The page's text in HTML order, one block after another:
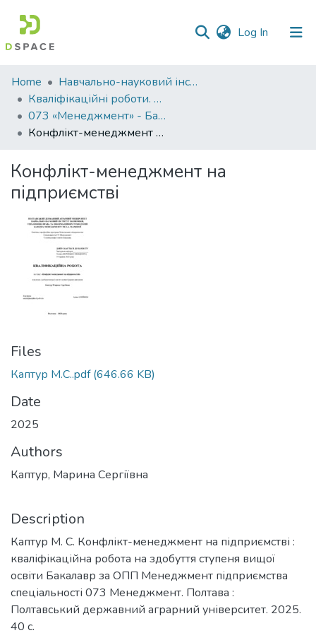
Log In (current)
Communities
&
Collections
All of DSpace
Statistics
Home
Навчально-науковий інститут економіки, управління, права та інформаційних технологій
Кваліфікаційні роботи. ННІ економіки, управління, права та ІТ
073 «Менеджмент» - Бакалаври 2024-2025
Конфлікт-менеджмент на підприємстві
Конфлікт-менеджмент на
підприємстві
Files
Каптур М.С..pdf(646.66 KB)
Date
2025
Authors
Каптур, Марина Сергіївна
Description
Каптур М. С. Конфлікт-менеджмент на підприємстві :
кваліфікаційна робота на здобуття ступеня вищої
освіти Бакалавр за ОПП Менеджмент підприємства
спеціальності 073 Менеджмент. Полтава :
Полтавський державний аграрний університет. 2025.
40 с.